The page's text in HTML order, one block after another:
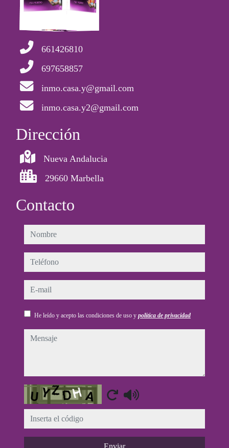
661426810
697658857
inmo.casa.y@gmail.com
inmo.casa.y2@gmail.com
Dirección
Nueva Andalucia
29660 Marbella
Contacto
nombre
teléfono
e-mail
He leído y acepto las condiciones de uso y política de privacidad
mensaje
Captcha